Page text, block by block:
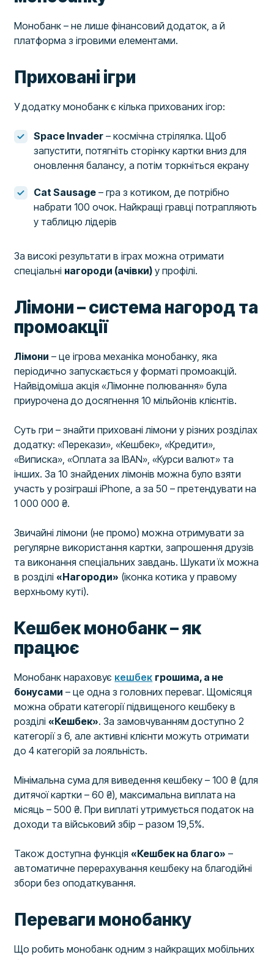
Монобанк – не лише фінансовий додаток, а й
платформа з ігровими елементами.
Приховані ігри
У додатку монобанк є кілька прихованих ігор:
Space Invader – космічна стрілялка. Щоб
запустити, потягніть сторінку картки вниз для
оновлення балансу, а потім торкніться екрану
Cat Sausage – гра з котиком, де потрібно
набрати 100 очок. Найкращі гравці потрапляють
у таблицю лідерів
За високі результати в іграх можна отримати
спеціальні нагороди (ачівки) у профілі.
Лімони – система нагород та
промоакції
Лімони – це ігрова механіка монобанку, яка
періодично запускається у форматі промоакцій.
Найвідоміша акція «Лімонне полювання» була
приурочена до досягнення 10 мільйонів клієнтів.
Суть гри – знайти приховані лімони у різних розділах
додатку: «Перекази», «Кешбек», «Кредити»,
«Виписка», «Оплата за IBAN», «Курси валют» та
інших. За 10 знайдених лімонів можна було взяти
участь у розіграші iPhone, а за 50 – претендувати на
1 000 000 ₴.
Звичайні лімони (не промо) можна отримувати за
регулярне використання картки, запрошення друзів
та виконання спеціальних завдань. Шукати їх можна
в розділі«Нагороди» (іконка котика у правому
верхньому куті).
Кешбек монобанк – як
працює
Монобанк нараховує кешбек грошима, а не
бонусами – це одна з головних переваг. Щомісяця
можна обрати категорії підвищеного кешбеку в
розділі«Кешбек». За замовчуванням доступно 2
категорії з 6, але активні клієнти можуть отримати
до 4 категорій за лояльність.
Мінімальна сума для виведення кешбеку – 100 ₴ (для
дитячої картки – 60 ₴), максимальна виплата на
місяць – 500 ₴. При виплаті утримується податок на
доходи та військовий збір – разом 19,5%.
Також доступна функція«Кешбек на благо» –
автоматичне перерахування кешбеку на благодійні
збори без оподаткування.
Переваги монобанку
Що робить монобанк одним з найкращих мобільних